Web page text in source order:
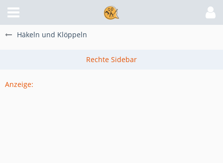
Häkeln und Klöppeln
Anzeige: